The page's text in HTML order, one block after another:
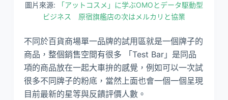
圖片來源:
「アットコスメ」に学ぶOMOとデータ駆動型
ビジネス 原宿旗艦店の次はメルカリと協業
不同於百貨商場單一品牌的試用區就是一個牌子的
商品，整個銷售空間有很多 「Test Bar」是同品
項的商品放在一起大車拚的感覺，例如可以一次試
很多不同牌子的粉底，當然上面也會一個一個呈現
目前最新的星等與反饋評價人數。